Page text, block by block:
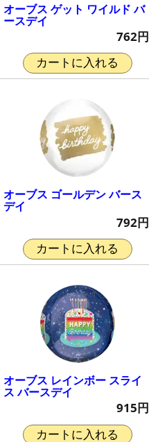
オーブス ゲット ワイルド バ
ースデイ
762円
カートに入れる
オーブス ゴールデン バース
デイ
792円
カートに入れる
オーブス レインボー スライ
ス バースデイ
915円
カートに入れる